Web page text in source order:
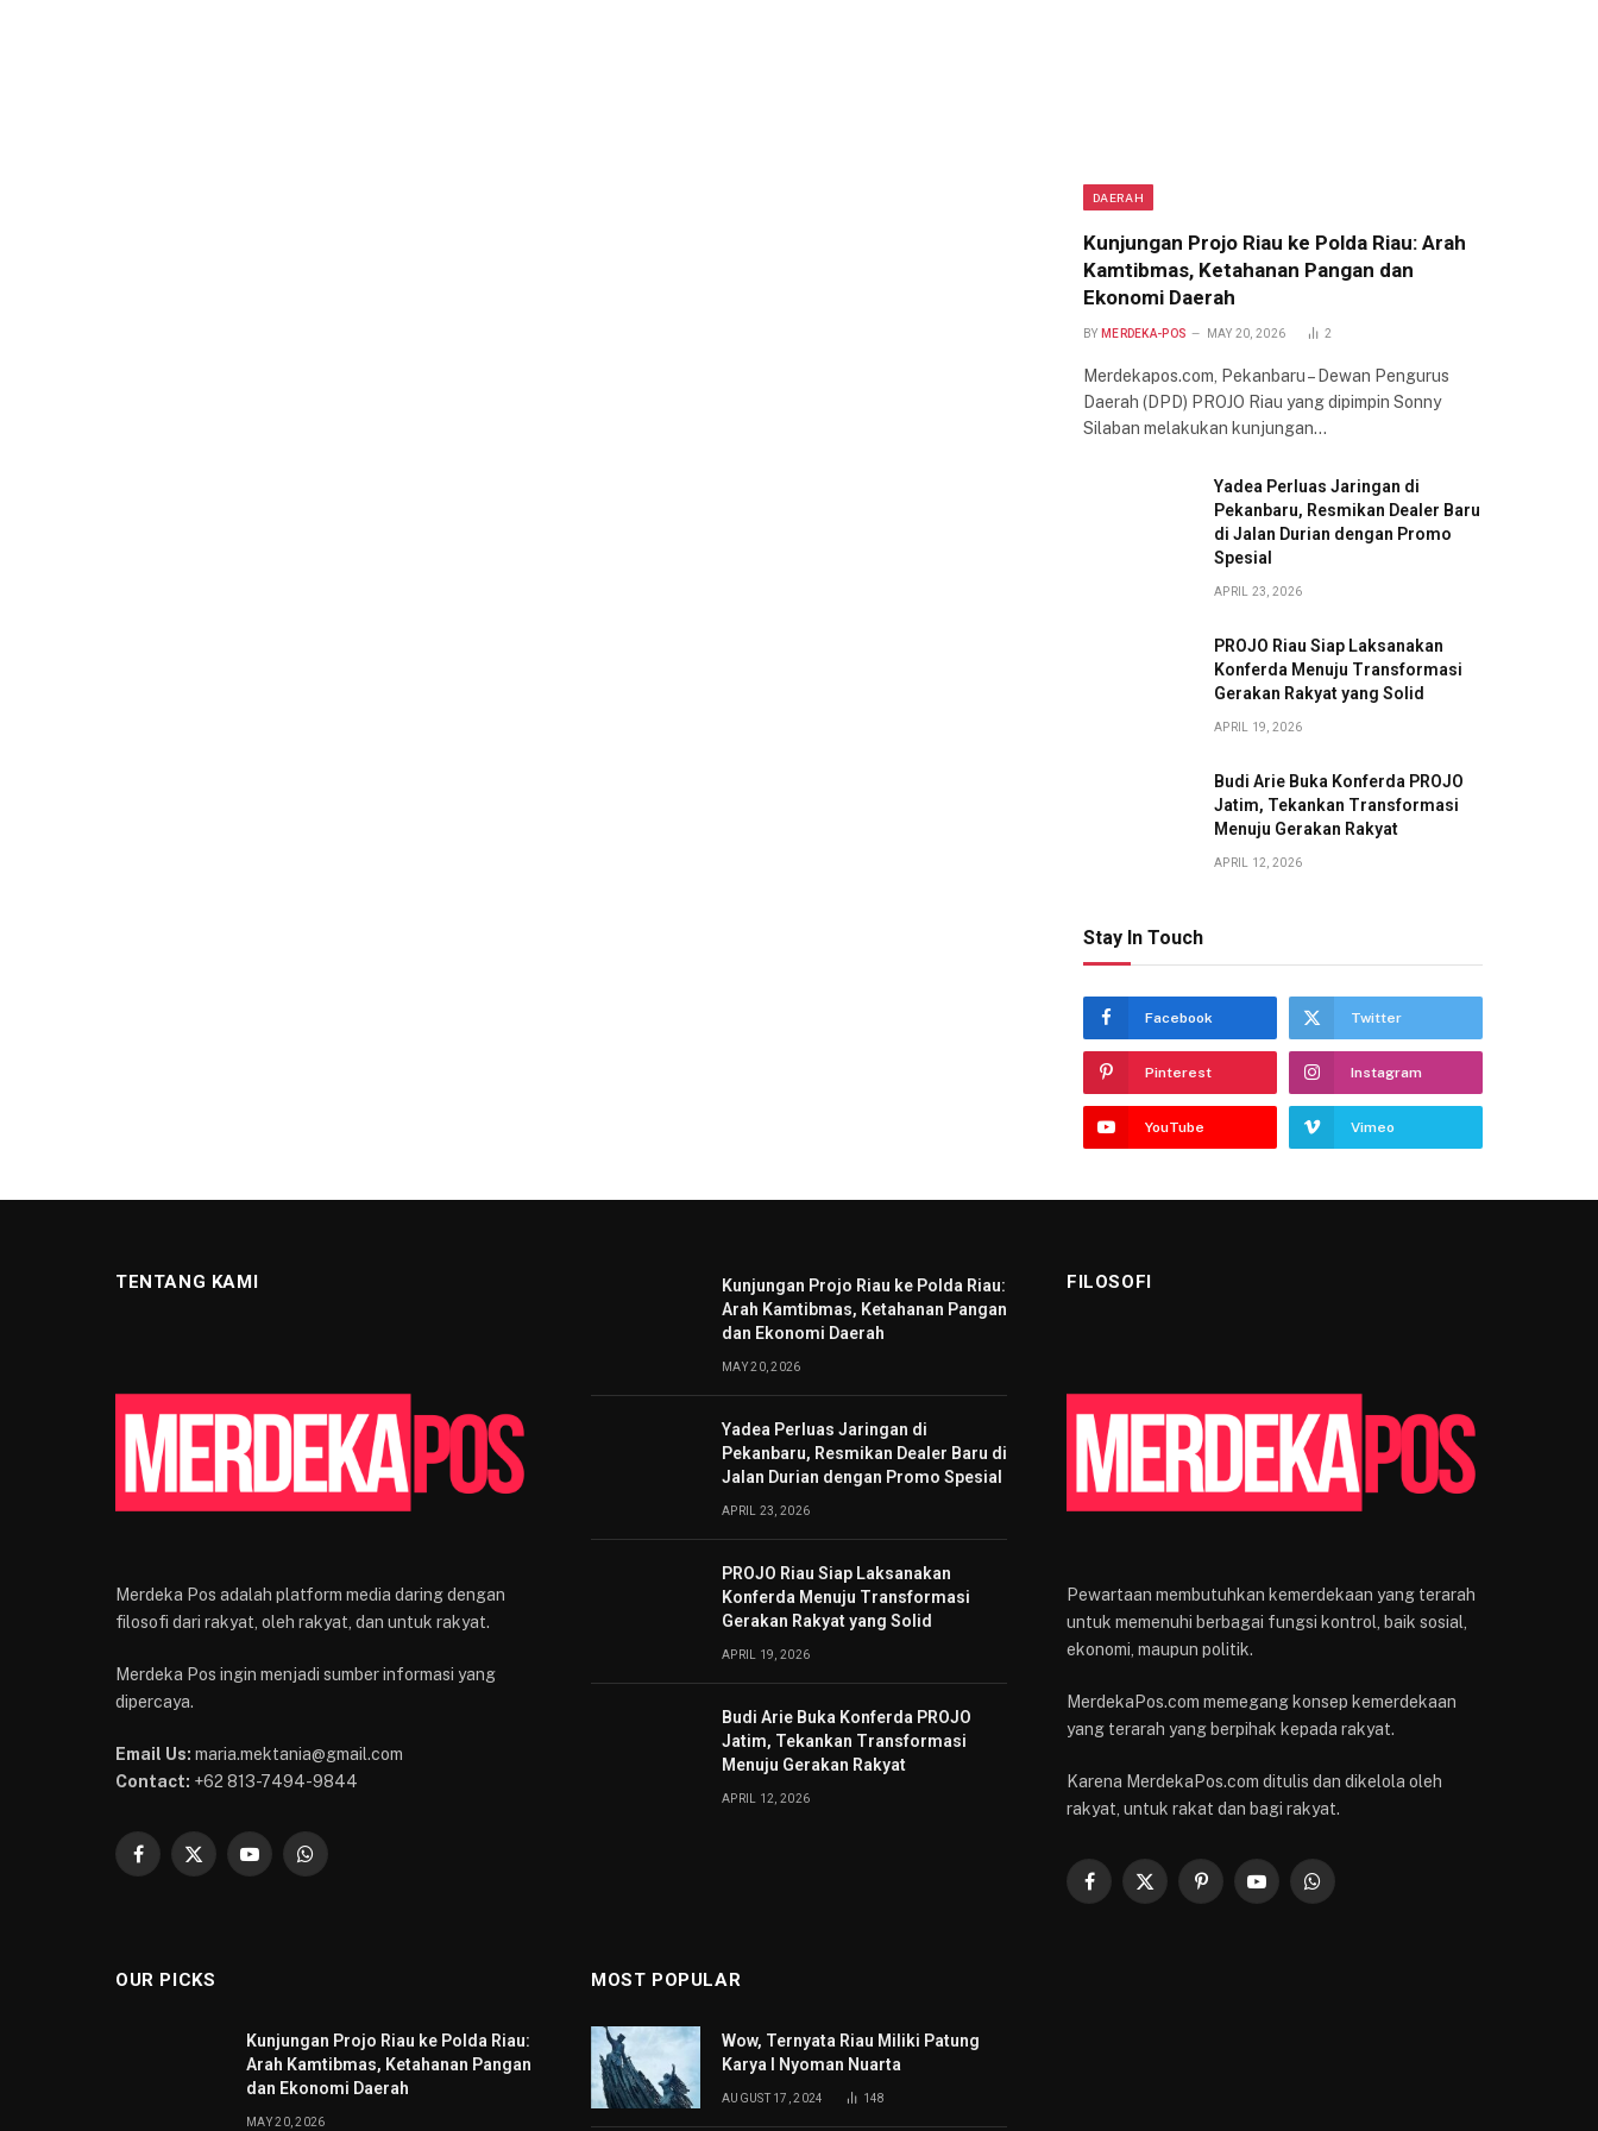
DAERAH
Kunjungan Projo Riau ke Polda Riau: Arah
Kamtibmas, Ketahanan Pangan dan
Ekonomi Daerah
BY MERDEKA-POS MAY 20, 2026 2
Merdekapos.com, Pekanbaru – Dewan Pengurus
Daerah (DPD) PROJO Riau yang dipimpin Sonny
Silaban melakukan kunjungan…
Yadea Perluas Jaringan di
Pekanbaru, Resmikan Dealer Baru
di Jalan Durian dengan Promo
Spesial
APRIL 23, 2026
PROJO Riau Siap Laksanakan
Konferda Menuju Transformasi
Gerakan Rakyat yang Solid
APRIL 19, 2026
Budi Arie Buka Konferda PROJO
Jatim, Tekankan Transformasi
Menuju Gerakan Rakyat
APRIL 12, 2026
Stay In Touch
Facebook Twitter
Pinterest Instagram
YouTube Vimeo
TENTANG KAMI
Merdeka Pos adalah platform media daring dengan
filosofi dari rakyat, oleh rakyat, dan untuk rakyat.
Merdeka Pos ingin menjadi sumber informasi yang
dipercaya.
Email Us: maria.mektania@gmail.com
Contact: +62 813-7494-9844
Facebook
X
YouTubeWhatsApp
Kunjungan Projo Riau ke Polda Riau:
Arah Kamtibmas, Ketahanan Pangan
dan Ekonomi Daerah
MAY 20, 2026
Yadea Perluas Jaringan di
Pekanbaru, Resmikan Dealer Baru di
Jalan Durian dengan Promo Spesial
APRIL 23, 2026
PROJO Riau Siap Laksanakan
Konferda Menuju Transformasi
Gerakan Rakyat yang Solid
APRIL 19, 2026
Budi Arie Buka Konferda PROJO
Jatim, Tekankan Transformasi
Menuju Gerakan Rakyat
APRIL 12, 2026
FILOSOFI
Pewartaan membutuhkan kemerdekaan yang terarah
untuk memenuhi berbagai fungsi kontrol, baik sosial,
ekonomi, maupun politik.
MerdekaPos.com memegang konsep kemerdekaan
yang terarah yang berpihak kepada rakyat.
Karena MerdekaPos.com ditulis dan dikelola oleh
rakyat, untuk rakat dan bagi rakyat.
Facebook
X
PinterestYouTubeWhatsApp
OUR PICKS
Kunjungan Projo Riau ke Polda Riau:
Arah Kamtibmas, Ketahanan Pangan
dan Ekonomi Daerah
MAY 20, 2026
MOST POPULAR
Wow, Ternyata Riau Miliki Patung
Karya I Nyoman Nuarta
AUGUST 17, 2024 148